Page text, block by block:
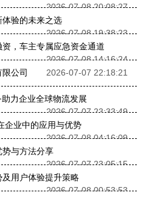
2026-07-08 20:08:27
验的未来之选
2026-07-08 19:38:23
，车主专属应急资金通道
2026-07-08 14:16:24
公司
2026-07-07 22:18:21
力企业全球物流发展
2026-07-07 23:33:49
企业中的应用与优势
2026-07-08 04:16:09
与方法分享
2026-07-07 23:05:15
用户体验提升策略
2026-07-08 00:53:53